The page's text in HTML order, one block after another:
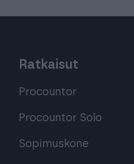
Ratkaisut
Procountor
Procountor Solo
Sopimuskone